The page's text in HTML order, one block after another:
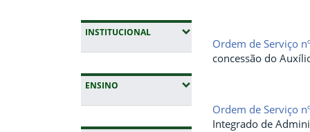
INSTITUCIONAL(EXPANDIR SUBMENUS)
ENSINO (EXPANDIR SUBMENUS)
Ordem de Serviço
concessão do
Ordem de Serviço
Integrado de